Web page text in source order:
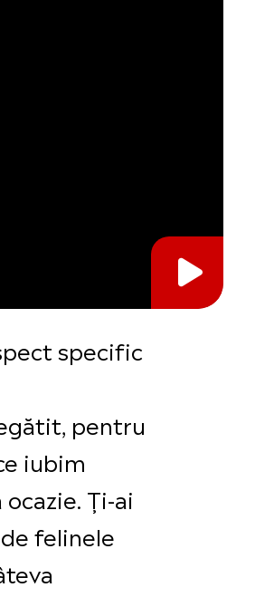
specific
pentru
iubim
Ți-ai
felinele